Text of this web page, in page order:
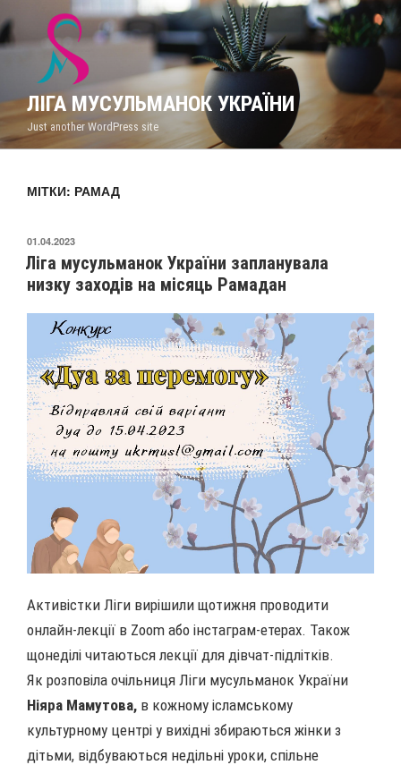
до
вмісту
ЛІГА МУСУЛЬМАНОК УКРАЇНИ
Just another WordPress site
МІТКИ: РАМАД
ОПУБЛІКОВАНО
01.04.2023
Ліга мусульманок України запланувала
низку заходів на місяць Рамадан
Активістки Ліги вирішили щотижня проводити
онлайн-лекції в Zoom або інстаграм-етерах. Також
щонеділі читаються лекції для дівчат-підлітків.
Як розповіла очільниця Ліги мусульманок України
Ніяра Мамутова, в кожному ісламському
культурному центрі у вихідні збираються жінки з
дітьми, відбуваються недільні уроки, спільне